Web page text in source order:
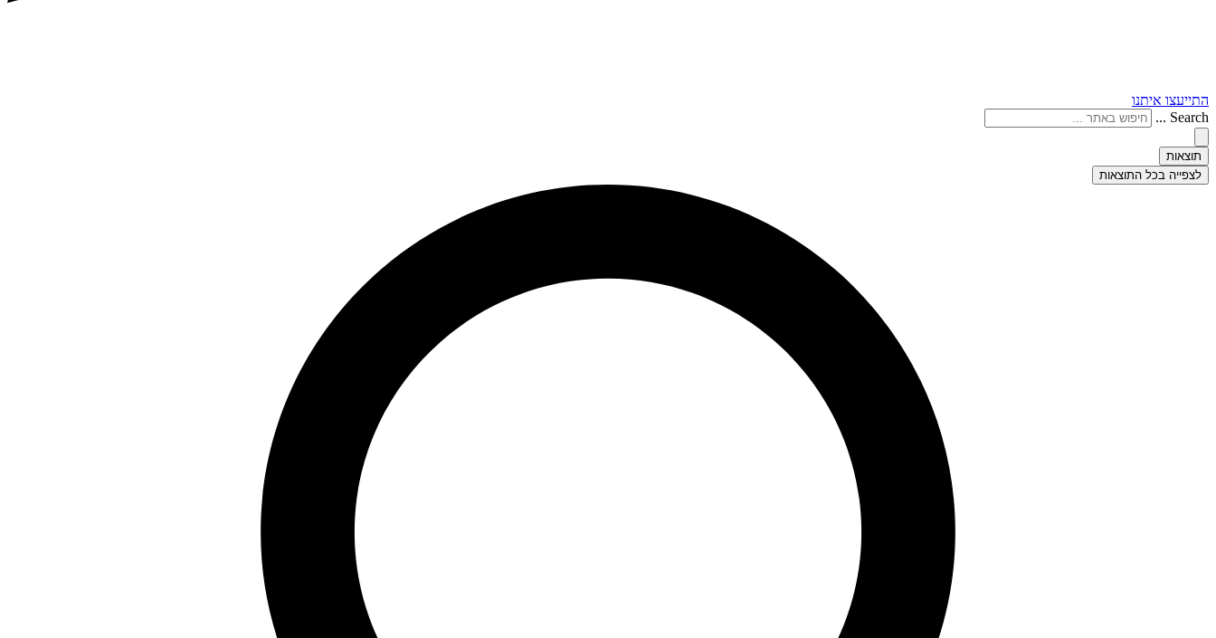
התייעצו איתנו
Search ...
תוצאות
לצפייה בכל התוצאות